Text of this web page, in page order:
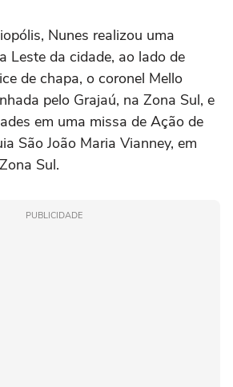
Nunes realizou uma
Leste da cidade, ao lado de
de chapa, o coronel Mello
pelo Grajaú, na Zona Sul, e
em uma missa de Ação de
São João Maria Vianney, em
Sul.
PUBLICIDADE